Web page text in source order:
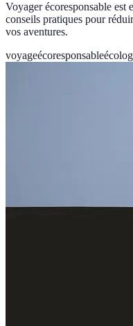
Voyager écoresponsable est
conseils pratiques pour
vos aventures.
voyageécoresponsable